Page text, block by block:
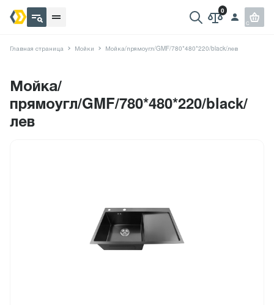
Главная страница Мойки Мойка/прямоугл/GMF/780*480*220/black/лев
Мойка/
прямоугл/GMF/780*480*220/black/
лев